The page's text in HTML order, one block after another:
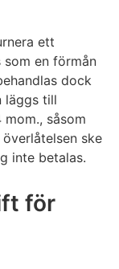
ett
en förmån
dock
läggs till
såsom
ske
inte betalas.
för